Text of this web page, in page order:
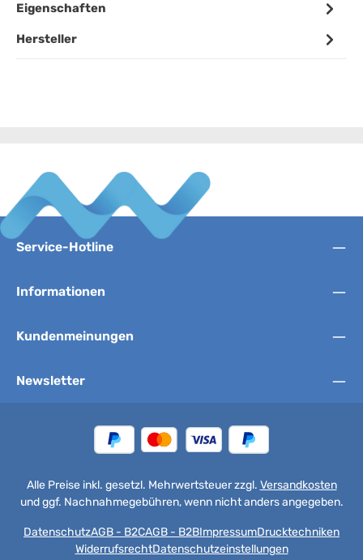
Eigenschaften
Hersteller
Service-Hotline
Informationen
Kundenmeinungen
Newsletter
Alle Preise inkl. gesetzl. Mehrwertsteuer zzgl. Versandkosten
und ggf. Nachnahmegebühren, wenn nicht anders angegeben.
DatenschutzAGB - B2CAGB - B2BImpressumDrucktechniken
WiderrufsrechtDatenschutzeinstellungen